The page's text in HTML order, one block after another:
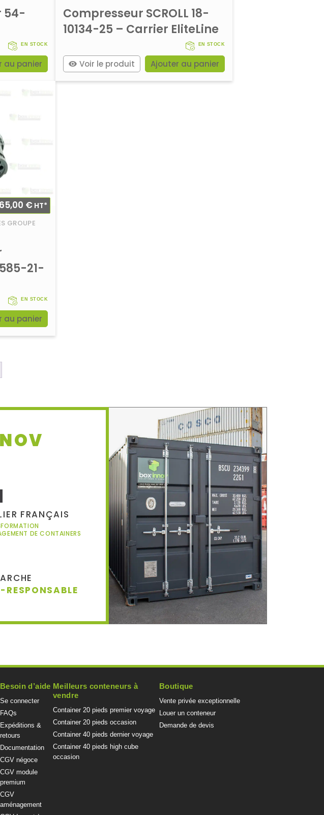
54-
EN STOCK
au panier
Compresseur SCROLL 18-
10134-25 – Carrier EliteLine
EN STOCK
Voir le produit Ajouter au panier
GROUPE
21-
EN STOCK
65,00 € HT*
au panier
FRANÇAIS
DE CONTAINERS
RESPONSABLE
Besoin d’aide
Se connecter
FAQs
Expéditions &
retours
Documentation
CGV négoce
CGV module
premium
CGV
aménagement
Meilleurs conteneurs à
vendre
Container 20 pieds premier voyage
Container 20 pieds occasion
Container 40 pieds dernier voyage
Container 40 pieds high cube
occasion
Boutique
Vente privée exceptionnelle
Louer un conteneur
Demande de devis